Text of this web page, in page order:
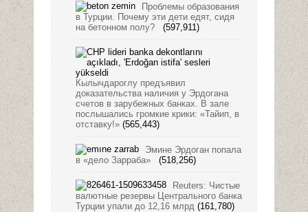
Проблемы образования
в Турции. Почему эти дети едят, сидя
на бетонном полу?
(597,911)
Кылычдароглу предъявил
доказательства наличия у Эрдогана
счетов в зарубежных банках. В зале
послышались громкие крики: «Тайип, в
отставку!» (565,443)
Эмине Эрдоган попала
в «дело Зарраба»
(518,256)
Reuters: Чистые
валютные резервы Центрального банка
Турции упали до 12,16 млрд (161,780)